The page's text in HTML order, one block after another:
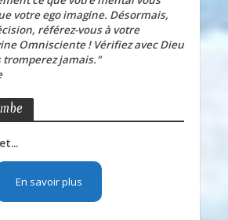
votre ego imagine. Désormais,
référez-vous à votre
Omnisciente ! Vérifiez avec Dieu
tromperez jamais."
En savoir plus